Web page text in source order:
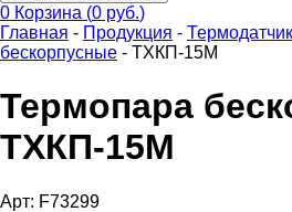
0 Корзина (0 руб.)
Главная - Продукция -
бескорпусные - ТХКП-15М
Термопара
ТХКП-15М
Арт: F73299